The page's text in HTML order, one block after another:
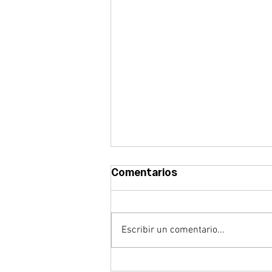
Comentarios
Escribir un comentario...